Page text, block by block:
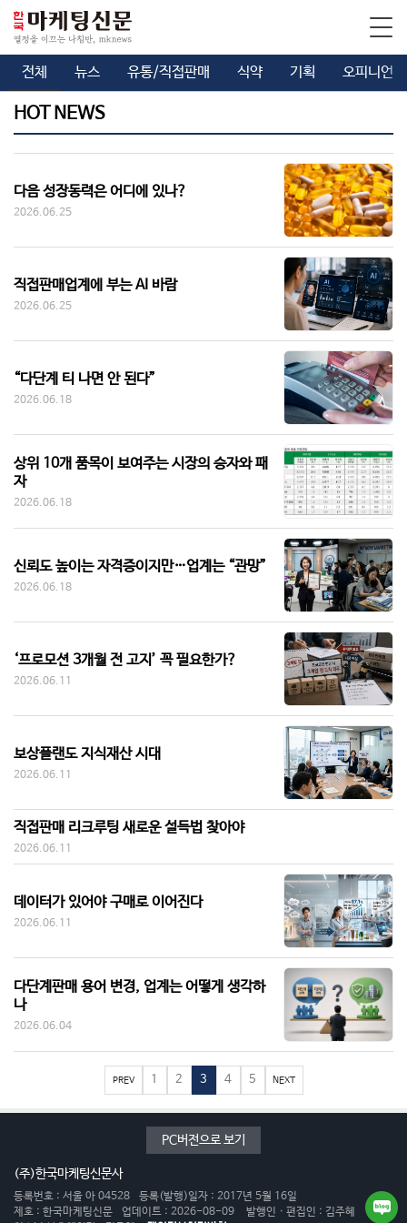
전체 뉴스 유통/직접판매 식약 기획 오피니언
HOT NEWS
다음 성장동력은 어디에 있나?
2026.06.25
직접판매업계에 부는 AI 바람
2026.06.25
“다단계 티 나면 안 된다”
2026.06.18
상위 10개 품목이 보여주는 시장의 승자와 패
자
2026.06.18
신뢰도 높이는 자격증이지만…업계는 “관망”
2026.06.18
‘프로모션 3개월 전 고지’ 꼭 필요한가?
2026.06.11
보상플랜도 지식재산 시대
2026.06.11
직접판매 리크루팅 새로운 설득법 찾아야
2026.06.11
데이터가 있어야 구매로 이어진다
2026.06.11
다단계판매 용어 변경, 업계는 어떻게 생각하
나
2026.06.04
PREV 1 2 3 4 5 NEXT
PC버전으로 보기
(주)한국마케팅신문사
등록번호 : 서울 아 04528
등록(발행)일자 : 2017년 5월 16일
제호 : 한국마케팅신문
업데이트 : 2026-08-09
발행인 · 편집인 : 김주혜